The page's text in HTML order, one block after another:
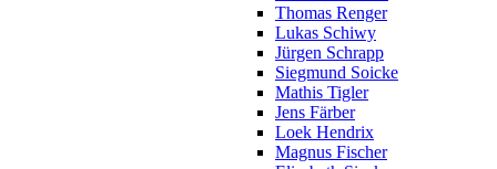
Thomas Renger
Lukas Schiwy
Jürgen Schrapp
Siegmund Soicke
Mathis Tigler
Jens Färber
Loek Hendrix
Magnus Fischer